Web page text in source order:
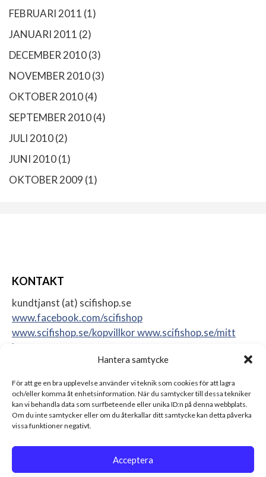
Hantera samtycke
För att ge en bra upplevelse använder vi teknik som cookies för att lagra
och/eller komma åt enhetsinformation. När du samtycker till dessa tekniker
kan vi behandla data som surfbeteende eller unika ID:n på denna webbplats.
Om du inte samtycker eller om du återkallar ditt samtycke kan detta påverka
vissa funktioner negativt.
Acceptera
FEBRUARI 2011 (1)
JANUARI 2011 (2)
DECEMBER 2010(3)
NOVEMBER 2010(3)
OKTOBER 2010(4)
SEPTEMBER 2010(4)
JULI 2010(2)
JUNI 2010(1)
OKTOBER 2009 (1)
KONTAKT
kundtjanst (at) scifishop.se
www.facebook.com/scifishop
www.scifishop.se/kopvillkorwww.scifishop.se/mitt
konto
Sweden